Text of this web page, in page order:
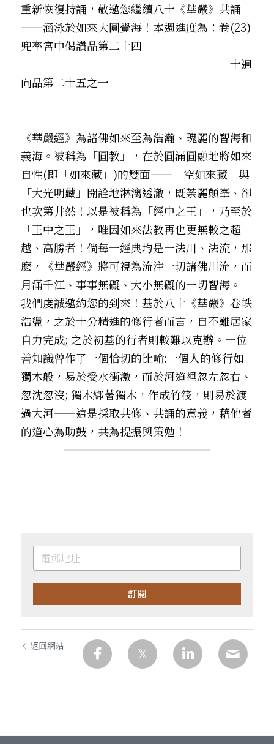
重新恢復持誦，敬邀您繼續八十《華嚴》共誦
——涵泳於如來大圓覺海！本週進度為：卷(23)
兜率宮中偈讚品第二十四
十迴
向品第二十五之一
《華嚴經》為諸佛如來至為浩瀚、瑰麗的智海和
義海。被稱為「圓教」，在於圓滿圓融地將如來
自性(即「如來藏」)的雙面——「空如來藏」與
「大光明藏」開詮地淋漓透澈，既荼麗顛峯、卻
也次第井然！以是被稱為「經中之王」，乃至於
「王中之王」，唯因如來法教再也更無較之超
越、高勝者！倘每一經典均是一法川、法流，那
麽，《華嚴經》將可視為流注一切諸佛川流，而
月滿千江、事事無礙、大小無礙的一切智海。
我們虔誠邀約您的到來！基於八十《華嚴》卷帙
浩盪，之於十分精進的修行者而言，自不難居家
自力完成; 之於初基的行者則較難以克辦。一位
善知識曾作了一個恰切的比喻:一個人的修行如
獨木般，易於受水衝激，而於河道裡忽左忽右、
忽沈忽沒; 獨木綁著獨木，作成竹筏，則易於渡
過大河——這是採取共修、共誦的意義，藉他者
的道心為助鼓，共為提振與策勉！
訂閱
返回網站